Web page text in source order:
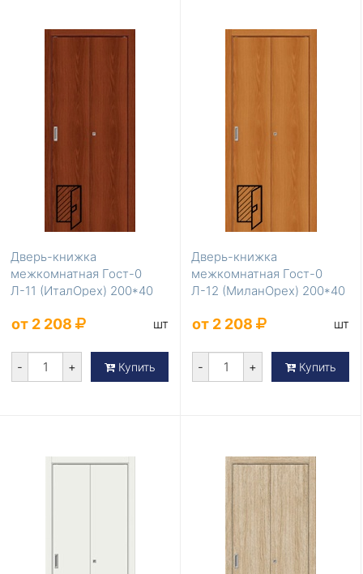
Дверь-книжка
межкомнатная Гост-0
Л-11 (ИталОрех) 200*40
от 2 208 шт
- + Купить
Дверь-книжка
межкомнатная Гост-0
Л-12 (МиланОрех) 200*40
от 2 208 шт
- + Купить